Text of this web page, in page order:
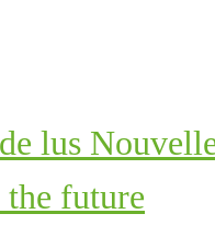
lus
the future